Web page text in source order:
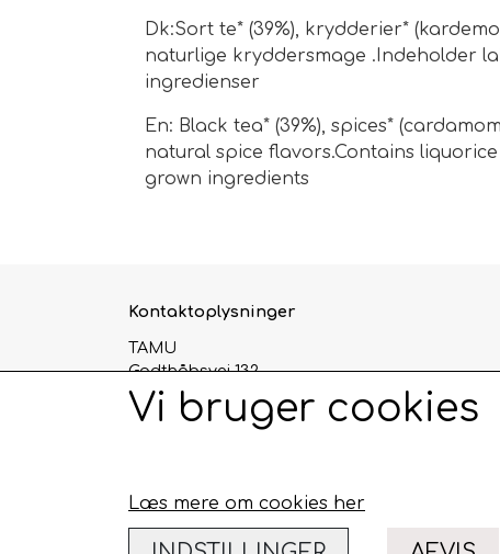
Dk:Sort te* (39%), krydderier*
naturlige kryddersmage .Indeholder
ingredienser
En: Black tea* (39%), spices*
natural spice flavors.Contains
grown ingredients
Kontaktoplysninger
TAMU
Godthåbsvej 132
2000 Frederiksberg
Telefon: 93968838
Vi bruger cookies
Læs mere om cookies her